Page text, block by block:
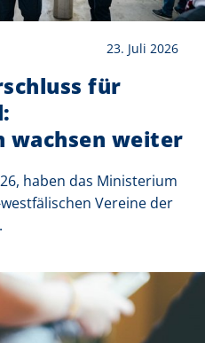
23. Juli 2026
für
wachsen weiter
haben das Ministerium
Vereine der